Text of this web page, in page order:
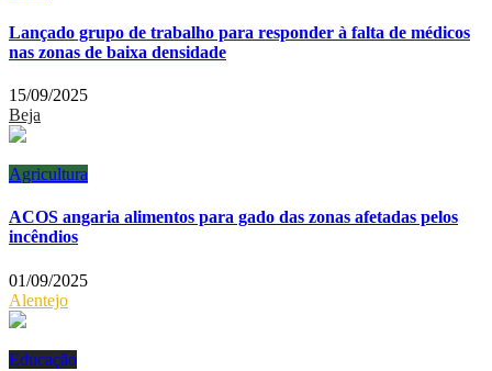
Lançado grupo de trabalho para responder à falta de médicos
nas zonas de baixa densidade
15/09/2025
Beja
Agricultura
ACOS angaria alimentos para gado das zonas afetadas pelos
incêndios
01/09/2025
Alentejo
Educação